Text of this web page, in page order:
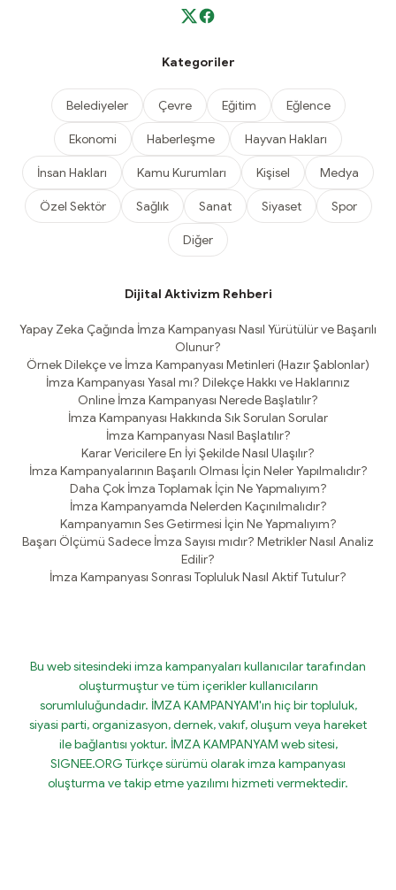
Kategoriler
Belediyeler Çevre Eğitim Eğlence
Ekonomi Haberleşme Hayvan Hakları
İnsan Hakları Kamu Kurumları Kişisel Medya
Özel Sektör Sağlık Sanat Siyaset Spor
Diğer
Dijital Aktivizm Rehberi
Yapay Zeka Çağında İmza Kampanyası Nasıl Yürütülür ve Başarılı
Olunur?
Örnek Dilekçe ve İmza Kampanyası Metinleri (Hazır Şablonlar)
İmza Kampanyası Yasal mı? Dilekçe Hakkı ve Haklarınız
Online İmza Kampanyası Nerede Başlatılır?
İmza Kampanyası Hakkında Sık Sorulan Sorular
İmza Kampanyası Nasıl Başlatılır?
Karar Vericilere En İyi Şekilde Nasıl Ulaşılır?
İmza Kampanyalarının Başarılı Olması İçin Neler Yapılmalıdır?
Daha Çok İmza Toplamak İçin Ne Yapmalıyım?
İmza Kampanyamda Nelerden Kaçınılmalıdır?
Kampanyamın Ses Getirmesi İçin Ne Yapmalıyım?
Başarı Ölçümü Sadece İmza Sayısı mıdır? Metrikler Nasıl Analiz
Edilir?
İmza Kampanyası Sonrası Topluluk Nasıl Aktif Tutulur?
Bu web sitesindeki imza kampanyaları kullanıcılar tarafından
oluşturmuştur ve tüm içerikler kullanıcıların
sorumluluğundadır. İMZA KAMPANYAM'ın hiç bir topluluk,
siyasi parti, organizasyon, dernek, vakıf, oluşum veya hareket
ile bağlantısı yoktur. İMZA KAMPANYAM web sitesi,
SIGNEE.ORG Türkçe sürümü olarak imza kampanyası
oluşturma ve takip etme yazılımı hizmeti vermektedir.